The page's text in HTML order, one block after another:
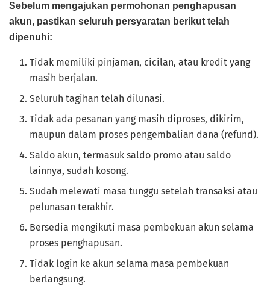
Sebelum mengajukan permohonan penghapusan
akun, pastikan seluruh persyaratan berikut telah
dipenuhi:
Tidak memiliki pinjaman, cicilan, atau kredit yang
masih berjalan.
Seluruh tagihan telah dilunasi.
Tidak ada pesanan yang masih diproses, dikirim,
maupun dalam proses pengembalian dana (refund).
Saldo akun, termasuk saldo promo atau saldo
lainnya, sudah kosong.
Sudah melewati masa tunggu setelah transaksi atau
pelunasan terakhir.
Bersedia mengikuti masa pembekuan akun selama
proses penghapusan.
Tidak login ke akun selama masa pembekuan
berlangsung.